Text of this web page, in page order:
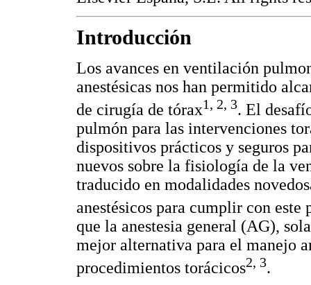
Introducción
Los avances en ventilación
anestésicas nos han permitido
de cirugía de tórax1, 2, 3. El
pulmón para las intervenciones
dispositivos prácticos y seguros
nuevos sobre la fisiología de la
traducido en modalidades
anestésicos para cumplir con este
que la anestesia general (AG),
mejor alternativa para el manejo
procedimientos torácicos2, 3.